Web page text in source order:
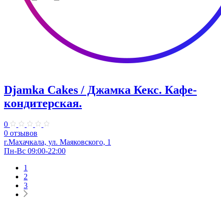
Djamka Cakes / Джамка Кекс. Кафе-
кондитерская.
0
0 отзывов
г.Махачкала, ул. Маяковского, 1
Пн-Вс 09:00-22:00
1
2
3